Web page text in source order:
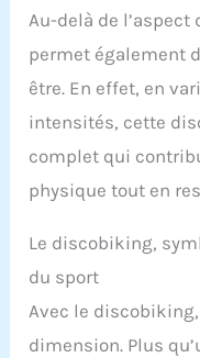
Au-delà de
permet également
être. En effet, en
intensités, cette
complet qui
physique tout en
Le discobiking,
du sport
Avec le
dimension. Plus